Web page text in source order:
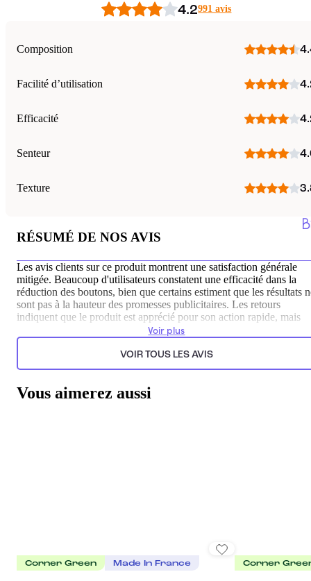
4.2991 avis
Composition
Facilité d’utilisation
Efficacité
Senteur
Texture
RÉSUMÉ DE NOS AVIS
Les avis clients sur ce produit montrent une satisfaction générale
mitigée. Beaucoup d'utilisateurs constatent une efficacité dans la
réduction des boutons, bien que certains estiment que les résultats
sont pas à la hauteur des promesses publicitaires. Les retours
indiquent que le produit est apprécié pour son action rapide, mais
quelques utilisateurs soulignent des problèmes de texture et
d'application. Il est important de noter que certains avis négatifs
reflètent des expériences personnelles variées.
Voir plus
VOIR TOUS LES AVIS
Vous aimerez aussi
Corner Green Made In France Corner